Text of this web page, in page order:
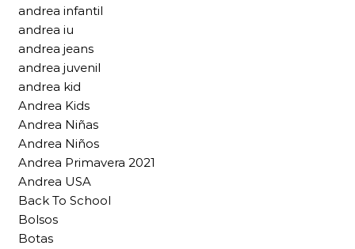
andrea infantil
andrea iu
andrea jeans
andrea juvenil
andrea kid
Andrea Kids
Andrea Niñas
Andrea Niños
Andrea Primavera 2021
Andrea USA
Back To School
Bolsos
Botas